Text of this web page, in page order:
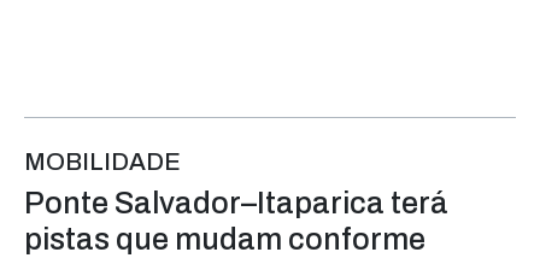
MOBILIDADE
Ponte Salvador–Itaparica terá
pistas que mudam conforme